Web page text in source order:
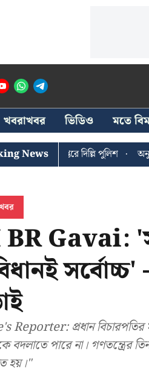
খবরাখবর ভিডিও মতে
News
দপ্তরে দিল্লি পুলিশ অনুমিত ছাড়া
BR Gavai:
Reporter: প্রধান
বদলাতে পারে না। গণতন্ত্রের
হয়।"